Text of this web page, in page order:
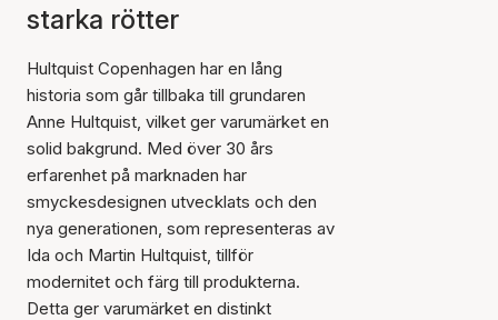
starka rötter
Hultquist Copenhagen har en lång
historia som går tillbaka till grundaren
Anne Hultquist, vilket ger varumärket en
solid bakgrund. Med över 30 års
erfarenhet på marknaden har
smyckesdesignen utvecklats och den
nya generationen, som representeras av
Ida och Martin Hultquist, tillför
modernitet och färg till produkterna.
Detta ger varumärket en distinkt